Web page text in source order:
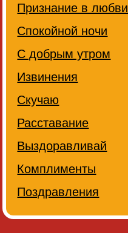
Признание в любви
Спокойной ночи
С добрым утром
Извинения
Скучаю
Расставание
Выздоравливай
Комплименты
Поздравления